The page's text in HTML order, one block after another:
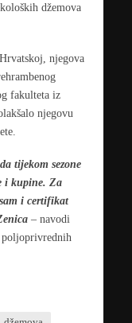
džemova
njegova
fakulteta iz
njegovu
tijekom sezone
i kupine. Za
i certifikat
– navodi